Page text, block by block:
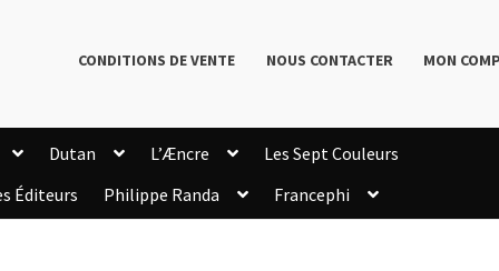
CONDITIONS DE VENTE NOUS CONTACTER MON
Dutan L’Æncre
Les Sept Couleurs
Éditeurs Philippe Randa
Francephi